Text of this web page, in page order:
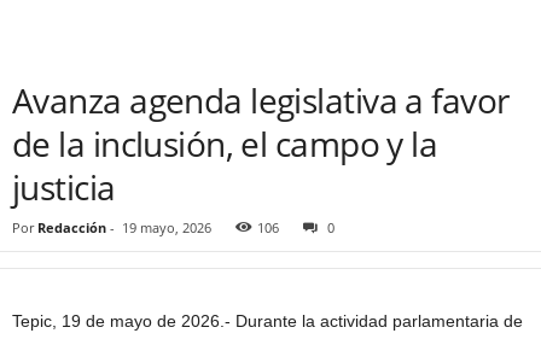
Avanza agenda legislativa a favor
de la inclusión, el campo y la
justicia
Por Redacción - 19 mayo, 2026 106 0
Tepic, 19 de mayo de 2026.- Durante la actividad parlamentaria de